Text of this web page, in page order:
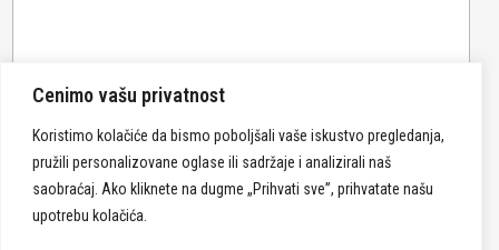
Cenimo vašu privatnost
Koristimo kolačiće da bismo poboljšali vaše iskustvo pregledanja,
pružili personalizovane oglase ili sadržaje i analizirali naš
saobraćaj. Ako kliknete na dugme „Prihvati sve”, prihvatate našu
upotrebu kolačića.
Pošalji